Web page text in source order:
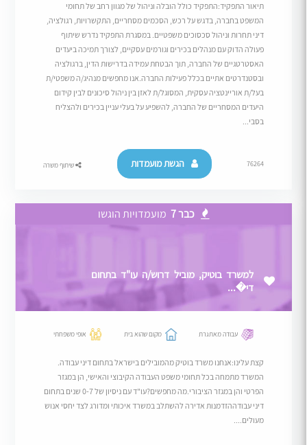
תיאור התפקיד:התפקיד כולל הובלה וניהול של מגוון רחב של תחומי
המשפט בחברה, בדגש על רכש, הסכמים מסחריים, התקשרויות, רגולציה,
דיני תחרות וניהול סכסוכים משפטיים. במסגרת התפקיד נדרש שיתוף
פעולה הדוק עם מנהלים בכירים וגורמים עסקיים, לצורך תמיכה ביעדים
האסטרטגיים של החברה, תוך הבטחת עמידה בדרישות הדין, ברגולציה
ובסטנדרטים אתיים בכלל פעילות החברה.אנו מחפשים מנהיג/ה משפטי/ת
בעל/ת אוריינטציה עסקית, המסוגל/ת לאזן בין ניהול סיכונים לבין קידום
היעדים המסחריים של החברה, להשפיע על בעלי עניין בכירים ולהצליח
בסבי...
76264 הגשת מועמדות שיתוף משרה
כבר 7 מועמדויות הוגשו
למשרד בוטיק, מוביל דרוש/ה עו"ד בתחום
די�...
עבודה מאתגרת מקום שהוא בית אופי משפחתי
קצת עלינו:אנחנו משרד בוטיק מהמובילים בישראל בתחום דיני עבודה.
המשרד מתמחה בכל תחומי משפט העבודה הקיבוצי והאישי, הן במגזר
הפרטי והן במגזר הציבורי.מה מחפשים?עו"ד עם ניסיון של 0-7 שנים בתחום
דיני עבודההזדמנות אדירה להשתלב במשרד איכותי ומדורג לצד יחסי אנוש
מעולים....